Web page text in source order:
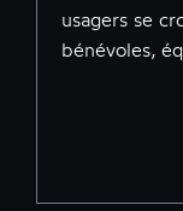
usagers se
bénévoles,